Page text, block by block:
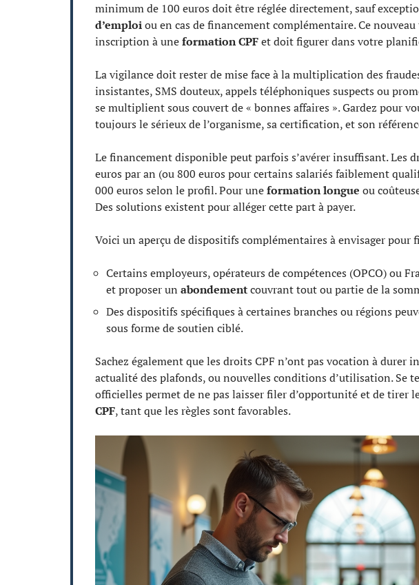
minimum de 100 euros doit être réglée directement, sauf
d’emploiou en cas de financement complémentaire. Ce
inscription à uneformation CPFet doit figurer dans votre
La vigilance doit rester de mise face à la multiplication des
insistantes, SMS douteux, appels téléphoniques suspects ou
se multiplient sous couvert de « bonnes affaires ». Gardez pour
toujours le sérieux de l’organisme, sa certification, et son
Le financement disponible peut parfois s’avérer insuffisant. Les
euros par an (ou 800 euros pour certains salariés faiblement
000 euros selon le profil. Pour uneformation longue ou
Des solutions existent pour alléger cette part à payer.
Voici un aperçu de dispositifs complémentaires à envisager pour
Certains employeurs, opérateurs de compétences (OPCO) ou
et proposer un abondementcouvrant tout ou partie de la
Des dispositifs spécifiques à certaines branches ou régions
sous forme de soutien ciblé.
Sachez également que les droits CPF n’ont pas vocation à durer
actualité des plafonds, ou nouvelles conditions d’utilisation. Se
officielles permet de ne pas laisser filer d’opportunité et de tirer
CPF, tant que les règles sont favorables.